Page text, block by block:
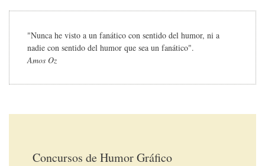
"Nunca he visto a un fanático con sentido del humor, ni a
nadie con sentido del humor que sea un fanático".
Amos Oz
Concursos de Humor Gráfico